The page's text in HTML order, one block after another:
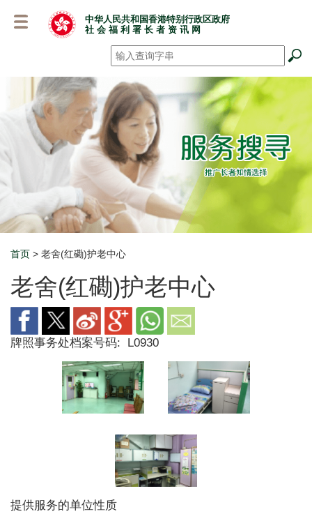
中华人民共和国香港特别行政区政府
社 会 福 利 署 长 者 资 讯 网
搜寻 *
Breadcrumb
首页 > 老舍(红磡)护老中心
老舍(红磡)护老中心
牌照事务处档案号码: L0930
提供服务的单位性质